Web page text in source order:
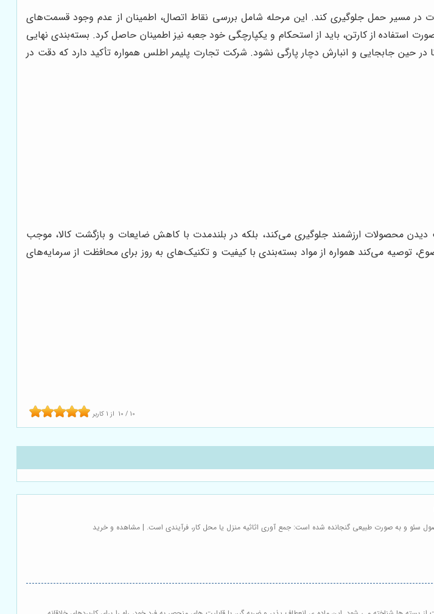
در مسیر حمل جلوگیری کند. این مرحله شامل بررسی نقاط اتصال، اطمینان از عدم وجود قسمت‌های
استفاده از کارتن، باید از استحکام و یکپارچگی خود جعبه نیز اطمینان حاصل کرد. بسته‌بندی نهایی
حین جابجایی و انبارش دچار پارگی نشود. شرکت تجارت پلیمر اطلس همواره تأکید دارد که دقت در
دیدن محصولات ارزشمند جلوگیری می‌کند، بلکه در بلندمدت با کاهش ضایعات و بازگشت کالا، موجب
می‌کند همواره از مواد بسته‌بندی با کیفیت و تکنیک‌های به روز برای محافظت از سرمایه‌های
10 / 10 از 1 کاربر
اصول سئو و به صورت طبیعی گنجانده شده است: جمع آوری اثاثیه منزل یا محل کار، فرآیندی است. | مشاهده و خرید